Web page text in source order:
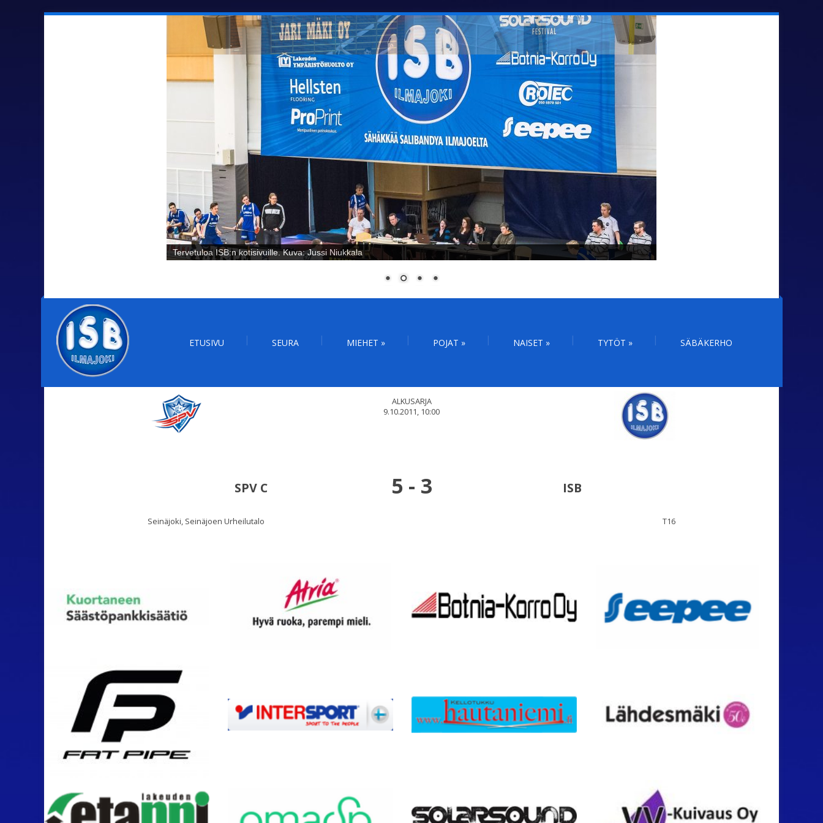
Sähäkkää salibandya Ilmajoelta! Kuva: Jussi Niukkala
ETUSIVU SEURA MIEHET » POJAT » NAISET » TYTÖT » SÄBÄKERHO
ALKUSARJA
9.10.2011, 10:00
SPV C 5 - 3 ISB
Seinäjoki, Seinäjoen Urheilutalo T16